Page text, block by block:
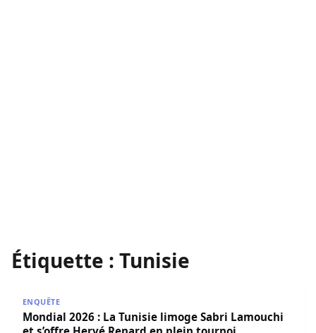
Étiquette : Tunisie
ENQUÊTE
Mondial 2026 : La Tunisie limoge Sabri Lamouchi